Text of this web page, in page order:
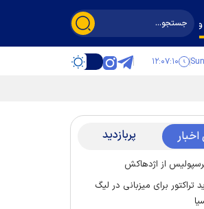
گفت‌وگو
۱۲:۰۷:۱۱
پربازدید
از اژدهاکش
تراکتور برای میزبانی در لیگ